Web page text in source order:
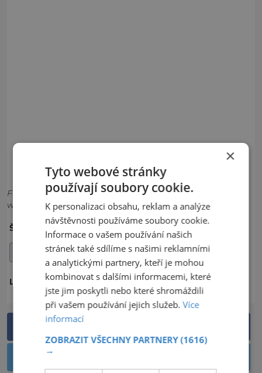
Foto: tiskový odbor Lázně Luhačovice, a.s.
www.LazneLuhacovice.cz ww.slunecni-lazne.cz
ŠTÍTKY: LÁZNĚ LÁZNĚ LUHAČOVICE
LUHAČOVICE
LOKALITA: OKRES ZLÍN ZLÍNSKÝ KRAJ
×
Tyto webové stránky
používají soubory cookie.
K personalizaci obsahu, reklam a analýze
návštěvnosti používáme soubory cookie.
Informace o vašem používání našich
stránek také sdílíme s našimi reklamními
a analytickými partnery, kteří je mohou
kombinovat s dalšími informacemi, které
jste jim poskytli nebo které shromáždili
při vašem používání jejich služeb.Více
informací
ZOBRAZIT VŠECHNY PARTNERY(1616)
→